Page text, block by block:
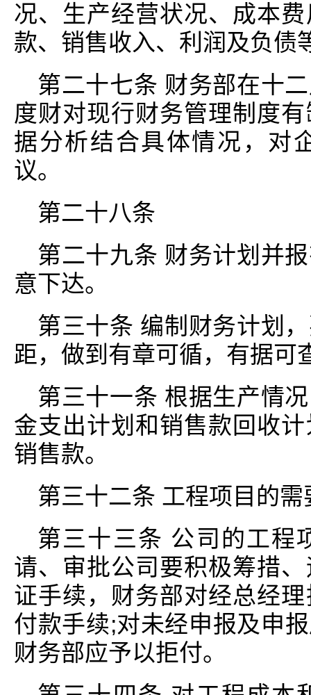
况、生产经营状况、成本
款、销售收入、利润及负债
第二十七条 财务部在十
度财对现行财务管理制度
据分析结合具体情况，对
议。
第二十八条
第二十九条 财务计划并
意下达。
第三十条 编制财务计划
距，做到有章可循，有据可
第三十一条 根据生产情
金支出计划和销售款回收
销售款。
第三十二条 工程项目的需
第三十三条 公司的工程
请、审批公司要积极筹措
证手续，财务部对经总经
付款手续;对未经申报及申
财务部应予以拒付。